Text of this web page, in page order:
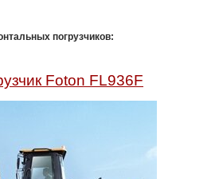
погрузчиков:
Foton FL936F